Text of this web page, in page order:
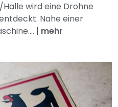
wird eine Drohne
Nahe einer
| mehr